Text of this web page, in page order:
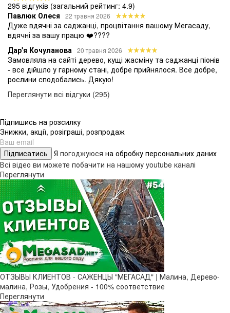
295 відгуків (загальний рейтинг: 4.9)
Павлюк Олеся
22 травня 2026
Дуже вдячні за саджанці, процвітання вашому Мегасаду,
вдячні за вашу працю ❤️????
Дар'я Кочуланова 20 травня 2026
Замовляла на сайті дерево, кущі жасміну та саджанці піонів
- все дійшло у гарному стані, добре прийнялося. Все добре,
рослини сподобались. Дякую!
Переглянути всі відгуки (295)
Підпишись на розсилку
Знижки, акції, розіграші, розпродаж
Підписатись Я погоджуюся на обробку персональних даних
Всі відео ви можете побачити на нашому youtube каналі
Переглянути
ОТЗЫВЫ КЛИЕНТОВ - САЖЕНЦЫ "МЕГАСАД" | Малина, Дерево-
малина, Розы, Удобрения - 100% соответствие
Переглянути